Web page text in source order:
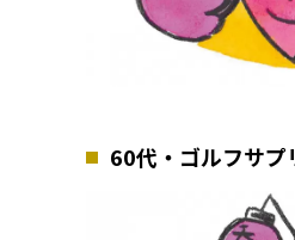
60代・ゴルフサプ